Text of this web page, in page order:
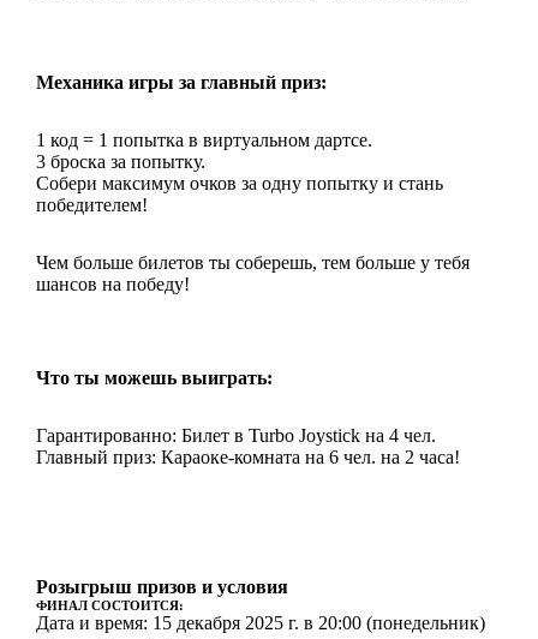
Механика игры за главный приз:
1 код = 1 попытка в виртуальном дартсе.
3 броска за попытку.
Собери максимум очков за одну попытку и стань
победителем!
Чем больше билетов ты соберешь, тем больше у тебя
шансов на победу!
Что ты можешь выиграть:
Гарантированно: Билет в Turbo Joystick на 4 чел.
Главный приз: Караоке-комната на 6 чел. на 2 часа!
Розыгрыш призов и условия
ФИНАЛ СОСТОИТСЯ:
Дата и время: 15 декабря 2025 г. в 20:00 (понедельник)